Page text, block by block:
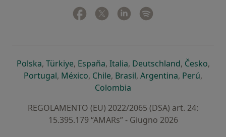
Facebook
si apre in una nuova scheda
Twitter
si apre in una nuova scheda
Linkedin
si apre in una nuova
Polskasi apre in una nuova scheda
, Türkiyesi apre in una nuova scheda
, Españasi apre in una nuova scheda
, Italiasi apre in una nuova
, Deutschlandsi apre in
, Českosi
,
Portugalsi apre in una nuova scheda
, Méxicosi apre in una nuova scheda
, Chilesi apre in una nuova scheda
, Brasilsi apre in una nuova
, Argentinasi apre in
, Perúsi
,
Colombia
REGOLAMENTO (EU) 2022/2065 (DSA) art. 24:
15.395.179 “AMARs” - Giugno 2026